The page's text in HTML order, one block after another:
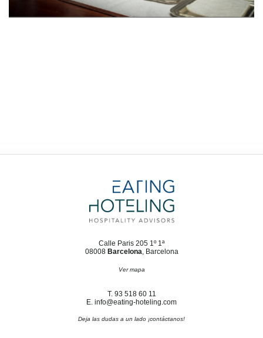
Calle Paris 205 1º 1ª
08008 Barcelona, Barcelona
Ver mapa
T. 93 518 60 11
E. info@eating-hoteling.com
Deja las dudas a un lado ¡contáctanos!